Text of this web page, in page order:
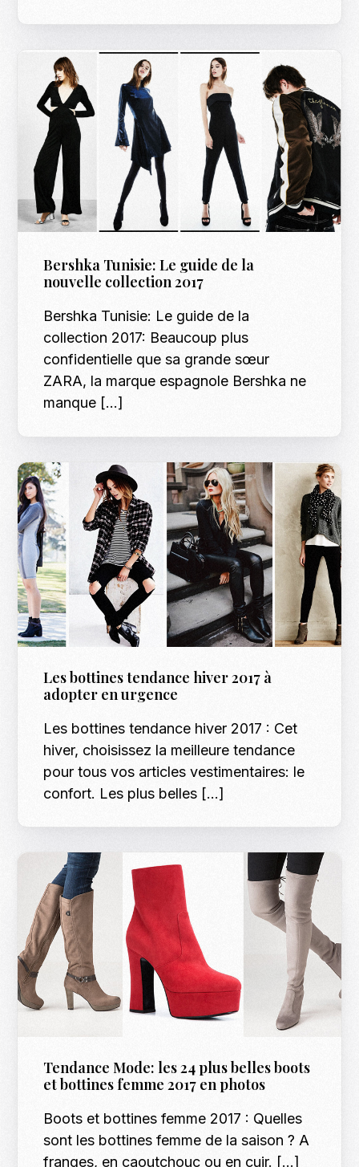
Bershka Tunisie: Le guide de la
nouvelle collection 2017
Bershka Tunisie: Le guide de la
collection 2017: Beaucoup plus
confidentielle que sa grande sœur
ZARA, la marque espagnole Bershka ne
manque […]
Les bottines tendance hiver 2017 à
adopter en urgence
Les bottines tendance hiver 2017 : Cet
hiver, choisissez la meilleure tendance
pour tous vos articles vestimentaires: le
confort. Les plus belles […]
Tendance Mode: les 24 plus belles boots
et bottines femme 2017 en photos
Boots et bottines femme 2017 : Quelles
sont les bottines femme de la saison ? A
franges, en caoutchouc ou en cuir. […]